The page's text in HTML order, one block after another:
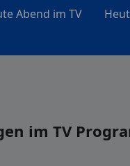
Abend im TV
im TV